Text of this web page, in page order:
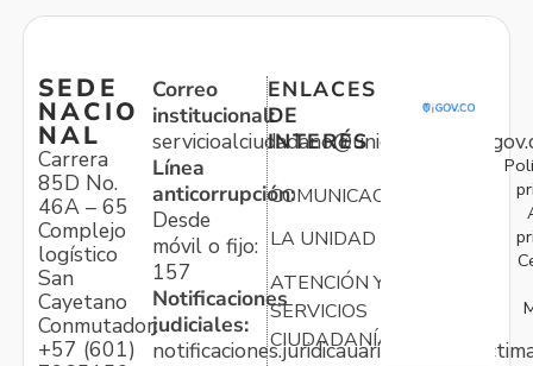
SEDE
NACIO
NAL
Carrera
85D No.
46A – 65
Complejo
logístico
San
Cayetano
Conmutador:
+57 (601)
Correo
institucional:
Línea
anticorrupción:
Desde
móvil o fijo:
157
Notificaciones
judiciales:
ENLACES
DE
INTERÉS
COMUNICACIONES
LA UNIDAD
ATENCIÓN Y
SERVICIOS
CIUDADANÍA